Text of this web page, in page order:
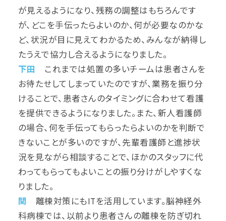
が見えるようになり、残務の調整はもちろんです
が、どこを手伝ったらよいのか、何が必要なのかな
ど、状況が目に見えてわかるため、みんなが納得し
たうえで協力し合えるようになりました。
下田
これまでは処置の多いチームは患者さんを
お待たせしてしまっていたのですが、業務を振り分
けることで、患者さんのタイミングに合わせて看護
を提供できるようになりました。また、新人看護師
の場合、何を手伝ってもらったらよいのかを判断で
きないことが多いのですが、先輩看護師と進捗状
況を見ながら相談することで、ほかのスタッフに代
わってもらってもよいことの振り分けがしやすくな
りました。
関 離棟対策にもITを活用しています。脳神経外
科病棟では、以前より患者さんの離棟を防ぎ切れ